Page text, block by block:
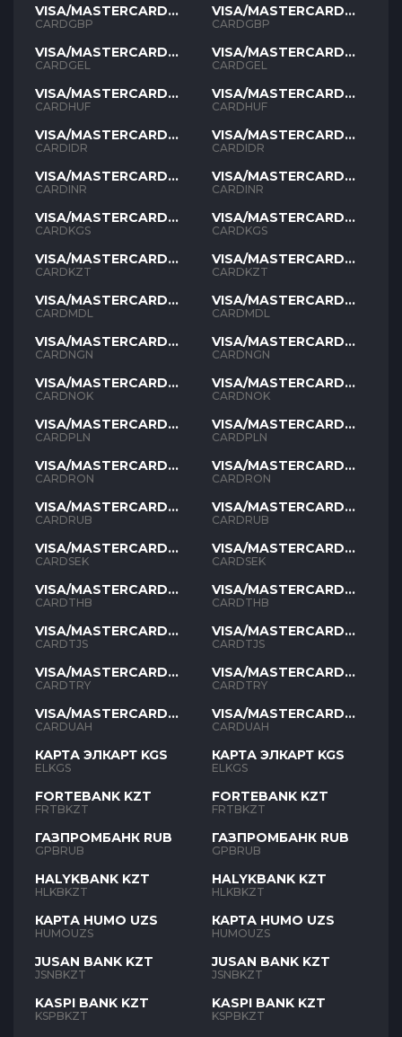
VISA/MASTERCARD
GBP
CARDGBP
VISA/MASTERCARD
GEL
CARDGEL
VISA/MASTERCARD
HUF
CARDHUF
VISA/MASTERCARD
IDR
CARDIDR
VISA/MASTERCARD
INR
CARDINR
VISA/MASTERCARD
KGS
CARDKGS
VISA/MASTERCARD
KZT
CARDKZT
VISA/MASTERCARD
MDL
CARDMDL
VISA/MASTERCARD
NGN
CARDNGN
VISA/MASTERCARD
NOK
CARDNOK
VISA/MASTERCARD
PLN
CARDPLN
VISA/MASTERCARD
RON
CARDRON
VISA/MASTERCARD
RUB
CARDRUB
VISA/MASTERCARD
SEK
CARDSEK
VISA/MASTERCARD
THB
CARDTHB
VISA/MASTERCARD
TJS
CARDTJS
VISA/MASTERCARD
TYR
CARDTRY
VISA/MASTERCARD
UAH
CARDUAH
КАРТА ЭЛКАРТ KGS
ELKGS
FORTEBANK KZT
FRTBKZT
ГАЗПРОМБАНК RUB
GPBRUB
HALYKBANK KZT
HLKBKZT
КАРТА HUMO UZS
HUMOUZS
JUSAN BANK KZT
JSNBKZT
KASPI BANK KZT
KSPBKZT
VISA/MASTERCARD
GBP
CARDGBP
VISA/MASTERCARD
GEL
CARDGEL
VISA/MASTERCARD
HUF
CARDHUF
VISA/MASTERCARD
IDR
CARDIDR
VISA/MASTERCARD
INR
CARDINR
VISA/MASTERCARD
KGS
CARDKGS
VISA/MASTERCARD
KZT
CARDKZT
VISA/MASTERCARD
MDL
CARDMDL
VISA/MASTERCARD
NGN
CARDNGN
VISA/MASTERCARD
NOK
CARDNOK
VISA/MASTERCARD
PLN
CARDPLN
VISA/MASTERCARD
RON
CARDRON
VISA/MASTERCARD
RUB
CARDRUB
VISA/MASTERCARD
SEK
CARDSEK
VISA/MASTERCARD
THB
CARDTHB
VISA/MASTERCARD
TJS
CARDTJS
VISA/MASTERCARD
TYR
CARDTRY
VISA/MASTERCARD
UAH
CARDUAH
КАРТА ЭЛКАРТ KGS
ELKGS
FORTEBANK KZT
FRTBKZT
ГАЗПРОМБАНК RUB
GPBRUB
HALYKBANK KZT
HLKBKZT
КАРТА HUMO UZS
HUMOUZS
JUSAN BANK KZT
JSNBKZT
KASPI BANK KZT
KSPBKZT